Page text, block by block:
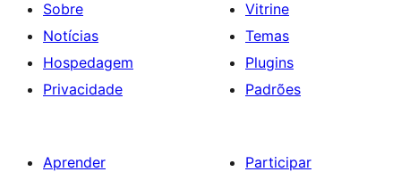
Sobre
Notícias
Hospedagem
Privacidade
Vitrine
Temas
Plugins
Padrões
Aprender
Participar